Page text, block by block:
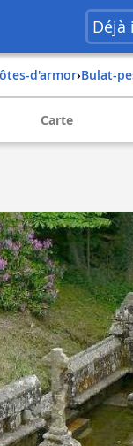
Déjà
d'armor› bulat-
Carte